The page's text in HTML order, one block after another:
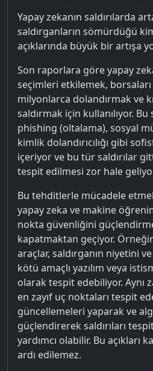
Yapay zekanın saldırılarda
saldırganların sömürdüğü
açıklarında büyük bir artışa
Son raporlara göre yapay
seçimleri etkilemek,
milyonlarca dolandırmak ve
saldırmak için kullanılıyor.
phishing (oltalama), sosyal
kimlik dolandırıcılığı gibi
içeriyor ve bu tür saldırılar
tespit edilmesi zor hale
Bu tehditlerle mücadele
yapay zeka ve makine
nokta güvenliğini
kapatmaktan geçiyor.
araçlar, saldırganın niyetini
kötü amaçlı yazılım veya
olarak tespit edebiliyor. Aynı
en zayıf uç noktaları tespit
güncellemeleri yaparak ve
güçlendirerek saldırıları
yardımcı olabilir. Bu açıkları
ardı edilemez.